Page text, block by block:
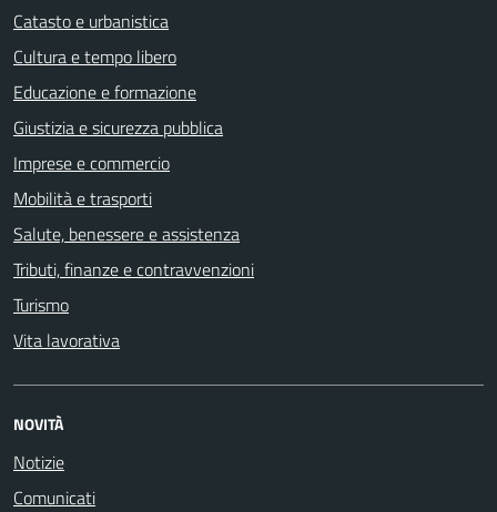
Catasto e urbanistica
Cultura e tempo libero
Educazione e formazione
Giustizia e sicurezza pubblica
Imprese e commercio
Mobilità e trasporti
Salute, benessere e assistenza
Tributi, finanze e contravvenzioni
Turismo
Vita lavorativa
NOVITÀ
Notizie
Comunicati